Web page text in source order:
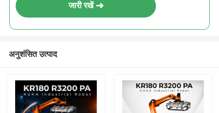
जारी रखें
अनुशंसित उत्पाद